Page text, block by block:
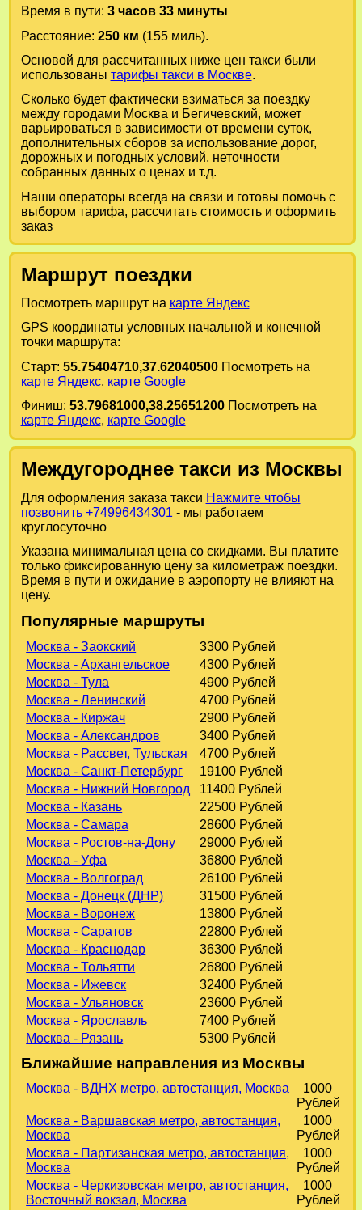
Время в пути: 3 часов 33 минуты
Расстояние: 250 км (155 миль).
Основой для рассчитанных ниже цен такси были
использованы тарифы такси в Москве.
Сколько будет фактически взиматься за поездку
между городами Москваи Бегичевский, может
варьироваться в зависимости от времени суток,
дополнительных сборов за использование дорог,
дорожных и погодных условий, неточности
собранных данных о ценах и т.д.
Наши операторы всегда на связи и готовы помочь с
выбором тарифа, рассчитать стоимость и оформить
заказ
Маршрут поездки
Посмотреть маршрут на карте Яндекс
GPS координаты условных начальной и конечной
точки маршрута:
Старт: 55.75404710,37.62040500Посмотреть на
карте Яндекс, карте Google
Финиш: 53.79681000,38.25651200Посмотреть на
карте Яндекс, карте Google
Междугороднее такси из Москвы
Для оформления заказа такси Нажмите чтобы
позвонить +74996434301 - мы работаем
круглосуточно
Указана минимальная цена со скидками. Вы платите
только фиксированную цену за километраж поездки.
Время в пути и ожидание в аэропорту не влияют на
цену.
Популярные маршруты
Москва - Заокский
3300 Рублей
Москва - Архангельское
4300 Рублей
Москва - Тула
4900 Рублей
Москва - Ленинский
4700 Рублей
Москва - Киржач
2900 Рублей
Москва - Александров
3400 Рублей
Москва - Рассвет, Тульская
4700 Рублей
Москва - Санкт-Петербург
19100 Рублей
Москва - Нижний Новгород
11400 Рублей
Москва - Казань
22500 Рублей
Москва - Самара
28600 Рублей
Москва - Ростов-на-Дону
29000 Рублей
Москва - Уфа
36800 Рублей
Москва - Волгоград
26100 Рублей
Москва - Донецк (ДНР)
31500 Рублей
Москва - Воронеж
13800 Рублей
Москва - Саратов
22800 Рублей
Москва - Краснодар
36300 Рублей
Москва - Тольятти
26800 Рублей
Москва - Ижевск
32400 Рублей
Москва - Ульяновск
23600 Рублей
Москва - Ярославль
7400 Рублей
Москва - Рязань
5300 Рублей
Ближайшие направления из Москвы
Москва - ВДНХ метро, автостанция, Москва
1000
Рублей
Москва - Варшавская метро, автостанция,
Москва
1000
Рублей
Москва - Партизанская метро, автостанция,
Москва
1000
Рублей
Москва - Черкизовская метро, автостанция,
Восточный вокзал, Москва
1000
Рублей